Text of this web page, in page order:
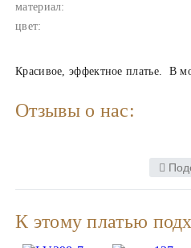
материал:
цвет:
Красивое, эффектное платье. В
Отзывы о нас:
К этому платью